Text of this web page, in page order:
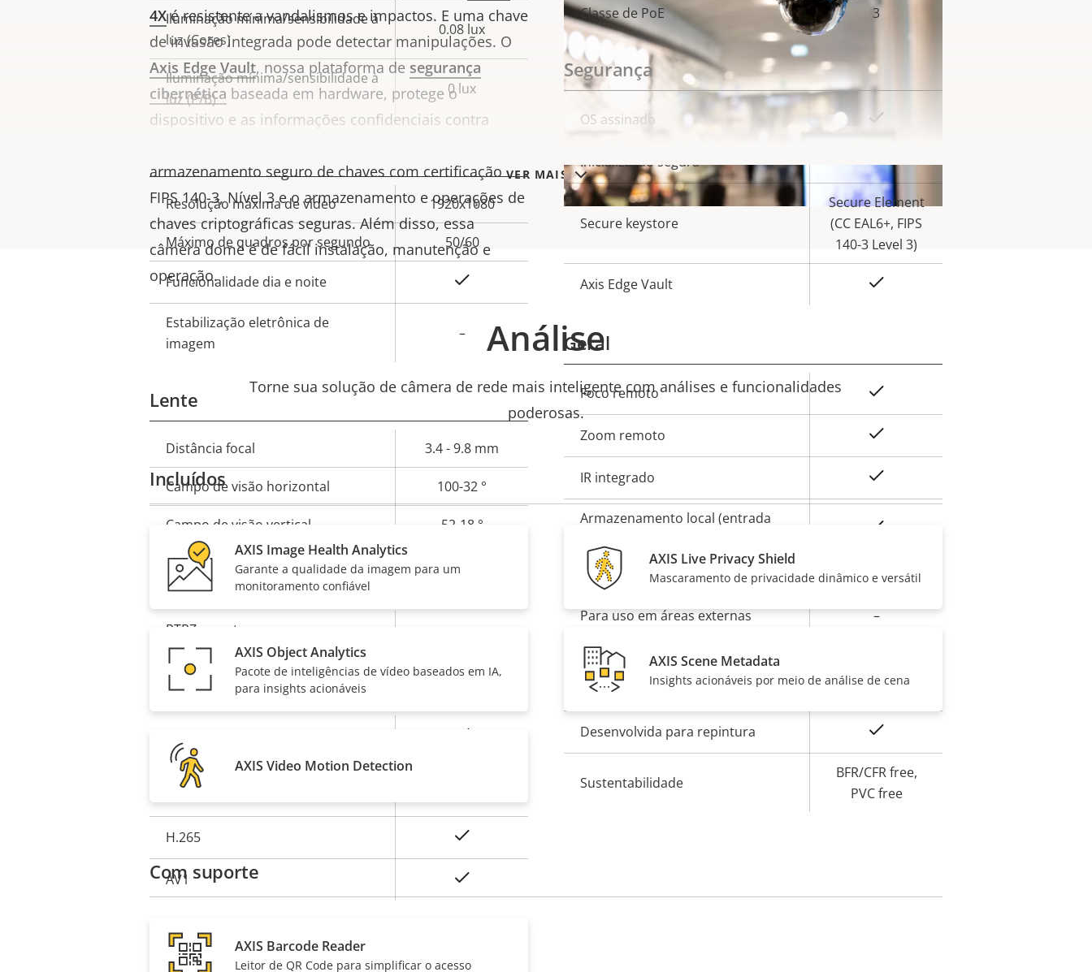
4Xé resistente a vandalismos e impactos. E uma chave
de invasão integrada pode detectar manipulações. O
Axis Edge Vault, nossa plataforma de segurança
cibernética baseada em hardware, protege o
dispositivo e as informações confidenciais contra
armazenamento seguro de chaves com certificação
FIPS 140-3, Nível 3 e o armazenamento e operações de
chaves criptográficas seguras. Além disso, essa
câmera dome é de fácil instalação, manutenção e
operação.
VER MAIS
Iluminação mínima/sensibilidade à
luz (Cores)
0.08 lux
Iluminação mínima/sensibilidade à
luz (P/B)
0 lux
Descrição
da
propriedade
Valor da
propriedade
Resolução máxima de vídeo 1920x1080
Máximo de quadros por segundo 50/60
Funcionalidade dia e noite
Estabilização eletrônica de
imagem
–
Lente
Descrição
da
propriedade
Valor da
propriedade
Distância focal 3.4 - 9.8 mm
Campo de visão horizontal 100-32 °
Campo de visão vertical 52-18 °
Pan, Tilt, Zoom
Descrição
propriedade
Valor da
propriedade
PTRZ remoto
Compactação
da
propriedade
propriedade
H.264
H.265
AV1
Descrição
da
propriedade
Valor da
propriedade
Classe de PoE 3
Segurança
Descrição
propriedade
Valor da
OS assinado
Inicialização segura
Secure keystore
Secure Element
(CC EAL6+, FIPS
140-3 Level 3)
Axis Edge Vault
Geral
Descrição
da
propriedade
Foco remoto
Zoom remoto
IR integrado
Armazenamento local (entrada
Temperatura operacional 0 to 50 °C
Para uso em áreas externas –
Classificação de vandalismo
Classificação IP
Desenvolvida para repintura
Sustentabilidade
BFR/CFR free,
PVC free
Análise
Torne sua solução de câmera de rede mais inteligente com análises e funcionalidades
poderosas.
Incluídos
AXIS Image Health Analytics
Garante a qualidade da imagem para um
monitoramento confiável
AXIS Live Privacy Shield
Mascaramento de privacidade dinâmico e versátil
AXIS Object Analytics
Pacote de inteligências de vídeo baseados em IA,
para insights acionáveis
AXIS Scene Metadata
Insights acionáveis por meio de análise de cena
AXIS Video Motion Detection
Com suporte
AXIS Barcode Reader
Leitor de QR Code para simplificar o acesso